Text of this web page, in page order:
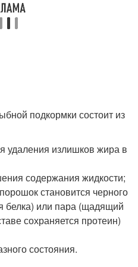
подкормки состоит из
удаления излишков жира в
содержания жидкости;
становится черного
белка) или пара (щадящий
сохраняется протеин)
состояния.